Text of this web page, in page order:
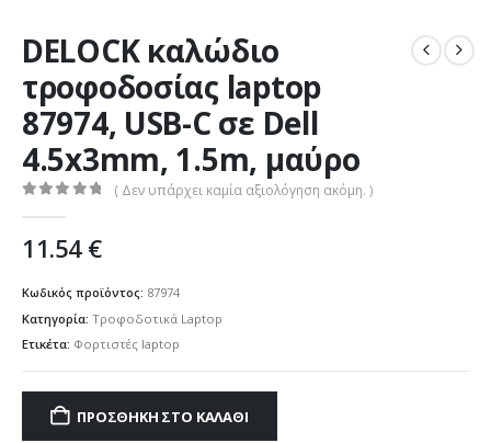
DELOCK καλώδιο
τροφοδοσίας laptop
87974, USB-C σε Dell
4.5x3mm, 1.5m, μαύρο
( Δεν υπάρχει καμία αξιολόγηση ακόμη. )
11.54€
Κωδικός προϊόντος: 87974
Κατηγορία: Τροφοδοτικά Laptop
Ετικέτα: Φορτιστές laptop
ΠΡΟΣΘΉΚΗ ΣΤΟ ΚΑΛΆΘΙ